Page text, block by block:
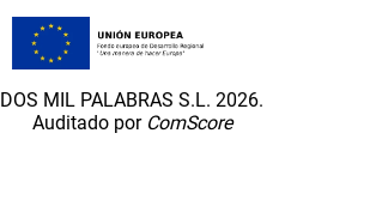
DOS MIL PALABRAS S.L. 2026.
Auditado por ComScore